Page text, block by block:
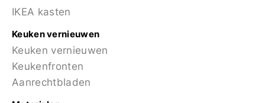
IKEA kasten
Keuken vernieuwen
Keuken vernieuwen
Keukenfronten
Aanrechtbladen